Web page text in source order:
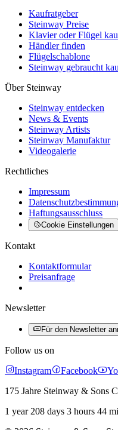
Kaufratgeber
Steinway Preise
Klavier oder Flügel
Händler finden
Flügelschablone
Steinway gebraucht
Über Steinway
Steinway entdecken
News & Events
Steinway Artists
Steinway Manufaktur
Videogalerie
Rechtliches
Impressum
Haftungsausschluss
Cookie Einstellungen
Kontakt
Kontaktformular
Preisanfrage
Newsletter
Für den Newsletter
Follow us on
Instagram
Facebook
175 Jahre Steinway & Sons
1 year 208 days 3 hours 44